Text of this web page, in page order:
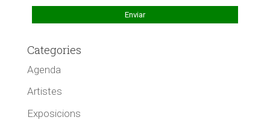
Categories
Agenda
Artistes
Exposicions